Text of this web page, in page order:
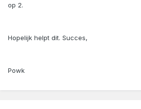
op 2.
Hopelijk helpt dit. Succes,
Powk